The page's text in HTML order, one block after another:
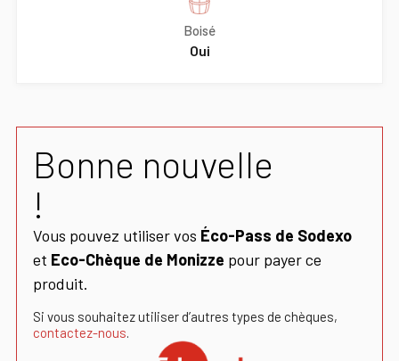
Boisé
Oui
Bonne nouvelle
!
Vous pouvez utiliser vos Éco-Pass de Sodexo
et Eco-Chèque de Monizze pour payer ce
produit.
Si vous souhaitez utiliser d’autres types de chèques,
contactez-nous.